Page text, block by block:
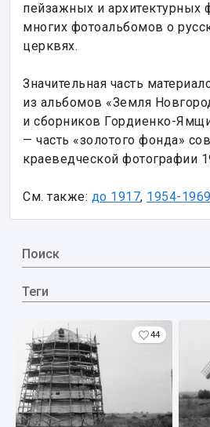
пейзажных и архитектурных
многих фотоальбомов о
церквях.
Значительная часть
из альбомов «Земля
и сборников Гордиенко-
— часть «золотого фонда»
краеведческой фотографии
См. также: до 1917, 1954-1969
Поиск
Теги
44